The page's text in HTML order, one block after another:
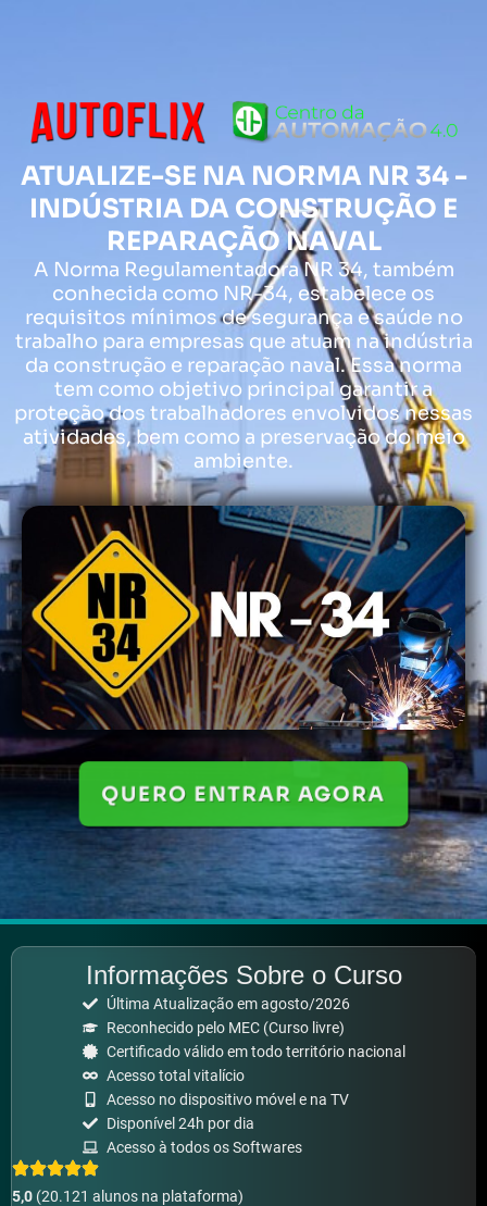
ATUALIZE-SE NA NORMA NR 34 -
INDÚSTRIA DA CONSTRUÇÃO E
REPARAÇÃO NAVAL
A Norma Regulamentadora NR 34, também
conhecida como NR-34, estabelece os
requisitos mínimos de segurança e saúde no
trabalho para empresas que atuam na indústria
da construção e reparação naval. Essa norma
tem como objetivo principal garantir a
proteção dos trabalhadores envolvidos nessas
atividades, bem como a preservação do meio
ambiente.
QUERO ENTRAR AGORA
Informações Sobre o Curso
Última Atualização em agosto/2026
Reconhecido pelo MEC (Curso livre)
Certificado válido em todo território nacional
Acesso total vitalício
Acesso no dispositivo móvel e na TV
Disponível 24h por dia
Acesso à todos os Softwares
5,0 (20.121 alunos na plataforma)